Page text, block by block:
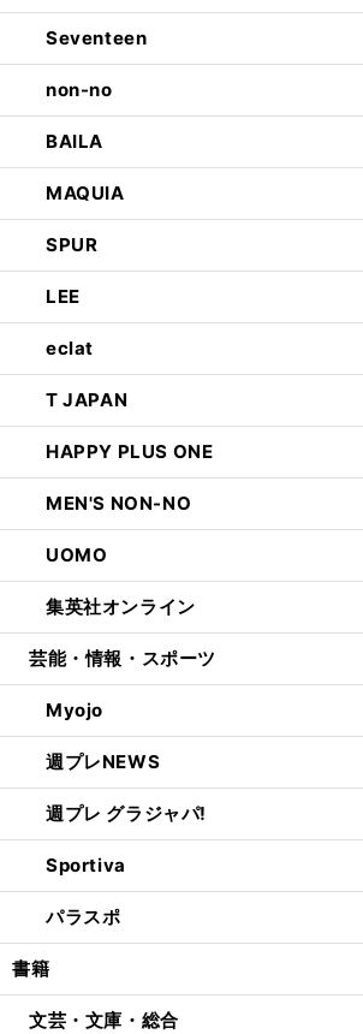
Seventeen
non-no
BAILA
MAQUIA
SPUR
LEE
eclat
T JAPAN
HAPPY PLUS ONE
MEN'S NON-NO
UOMO
集英社オンライン
芸能・情報・スポーツ
Myojo
週プレNEWS
週プレ グラジャパ!
Sportiva
パラスポ
書籍
文芸・文庫・総合